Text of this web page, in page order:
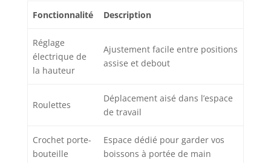
bouton, vous pouvez
d'une hauteur à une
autre, garantissant
assise et debout.
FONCTIONNEMENT
d'un environnement
de travail calme et
sans distractions grâce
Fonctionnalité Description
Réglage
électrique de
la hauteur
Ajustement facile entre positions
assise et debout
Roulettes
Déplacement aisé dans l’espace
de travail
Crochet porte-
bouteille
Espace dédié pour garder vos
boissons à portée de main